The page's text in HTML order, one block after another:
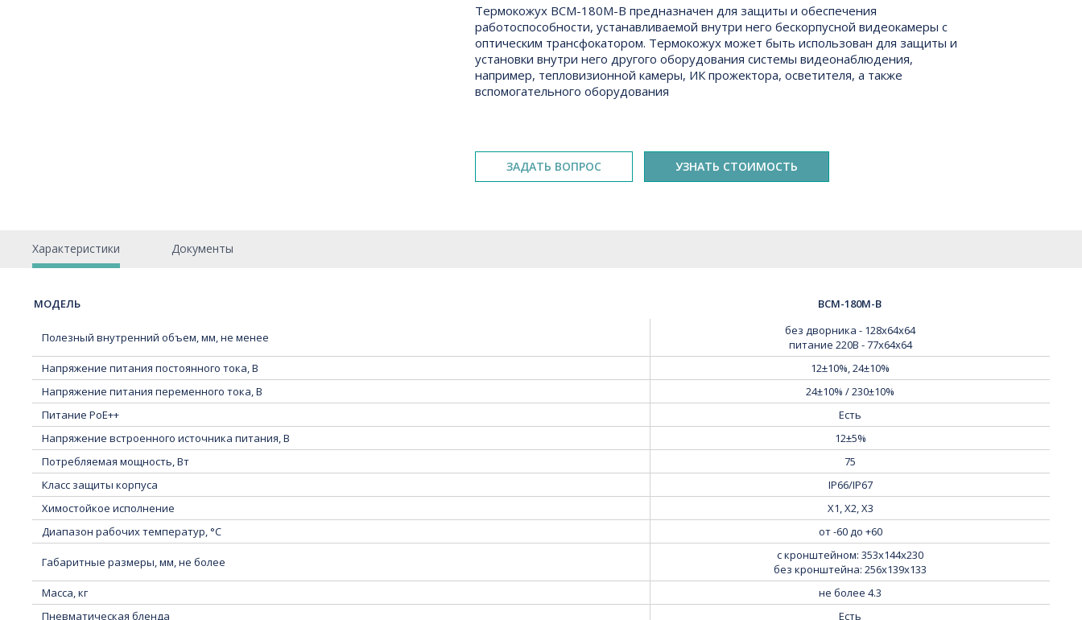
Краткое описание
Термокожух BCM-180M-B предназначен для защиты и обеспечения
работоспособности, устанавливаемой внутри него бескорпусной видеокамеры с
оптическим трансфокатором. Термокожух может быть использован для защиты и
установки внутри него другого оборудования системы видеонаблюдения,
например, тепловизионной камеры, ИК прожектора, осветителя, а также
вспомогательного оборудования
ЗАДАТЬ ВОПРОС УЗНАТЬ СТОИМОСТЬ
Характеристики Документы
МОДЕЛЬ BCM-180M-B
Полезный внутренний объем, мм, не менее
без дворника - 128х64х64
питание 220В - 77х64х64
Напряжение питания постоянного тока, В
12±10%, 24±10%
Напряжение питания переменного тока, В
24±10% / 230±10%
Питание PoE++
Есть
Напряжение встроенного источника питания, В
12±5%
Потребляемая мощность, Вт
75
Класс защиты корпуса
IP66/IP67
Химостойкое исполнение
Х1, Х2, Х3
Диапазон рабочих температур, °C
от -60 до +60
Габаритные размеры, мм, не более
с кронштейном: 353х144х230
без кронштейна: 256х139х133
Масса, кг
не более 4.3
Пневматическая бленда
Есть